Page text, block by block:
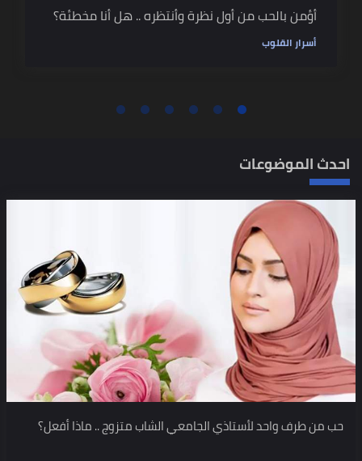
أؤمن بالحب من أول نظرة وأنتظره .. هل أنا مخطئة؟
أسرار القلوب
احدث الموضوعات
حب من طرف واحد لأستاذي الجامعي الشاب متزوج .. ماذا أفعل؟